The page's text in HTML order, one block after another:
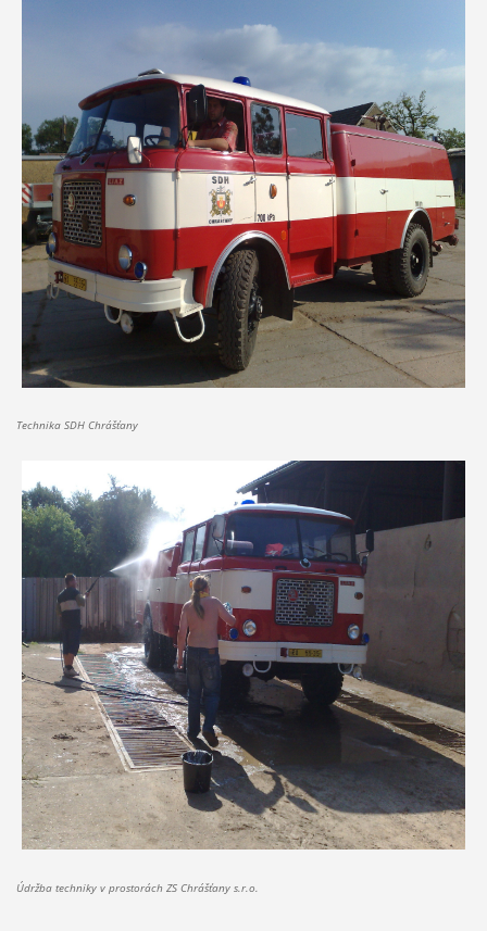
Technika SDH Chrášťany
Údržba techniky v prostorách ZS Chrášťany s.r.o.